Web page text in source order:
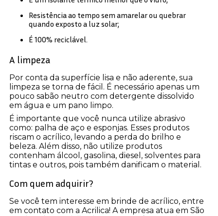
Resistência ao tempo sem amarelar ou quebrar
quando exposto a luz solar;
É 100% reciclável.
A limpeza
Por conta da superfície lisa e não aderente, sua
limpeza se torna de fácil. É necessário apenas um
pouco sabão neutro com detergente dissolvido
em água e um pano limpo.
É importante que você nunca utilize abrasivo
como: palha de aço e esponjas. Esses produtos
riscam o acrílico, levando a perda do brilho e
beleza. Além disso, não utilize produtos
contenham álcool, gasolina, diesel, solventes para
tintas e outros, pois também danificam o material.
Com quem adquirir?
Se você tem interesse em brinde de acrílico, entre
em contato com a Acrilica! A empresa atua em São